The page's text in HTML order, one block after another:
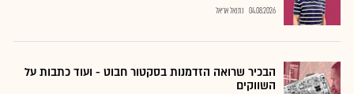
04.08.2026 נתנאל אריאל
הבכיר שרואה הזדמנות בסקטור חבוט - ועוד כתבות על
השווקים